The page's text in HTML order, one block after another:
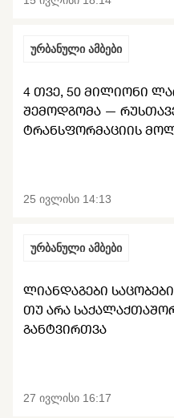
ურბანული ამბები
4 ᲗᲕᲔ, 50 ᲛᲘᲚᲘᲝᲜᲘ
ᲨᲔᲛᲝᲓᲒᲝᲛᲐ —
ᲢᲠᲐᲜᲡᲤᲝᲠᲛᲐᲪᲘᲘᲡ
25 ივლისი 14:13
ურბანული ამბები
ᲚᲘᲐᲜᲓᲐᲒᲔᲑᲘ
ᲗᲣ ᲐᲠᲐ
ᲒᲐᲜᲢᲕᲘᲠᲗᲕᲐ
27 ივლისი 16:17